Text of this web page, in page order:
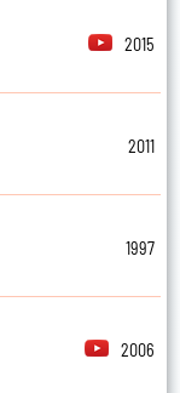
2015
2011
1997
2006